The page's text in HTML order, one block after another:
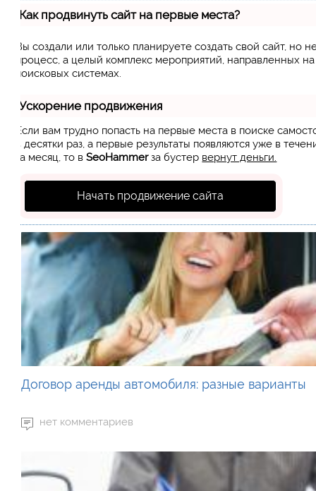
Как продвинуть сайт на первые места?
Вы создали или только планируете создать свой сайт, но
процесс, а целый комплекс мероприятий, направленных
поисковых системах.
Ускорение продвижения
Если вам трудно попасть на первые места в поиске
в десятки раз, а первые результаты появляются уже в
за месяц, то вSeoHammerза бустер вернут деньги.
Начать продвижение сайта
Договор аренды автомобиля: разные варианты
нет комментариев